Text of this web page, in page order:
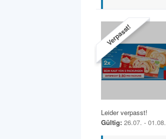
Verpasst!
Leider verpasst!
Gültig: 26.07. - 01.08.